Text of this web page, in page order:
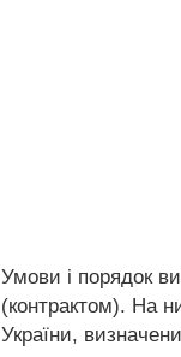
Умови і порядок
(контрактом). На
України,